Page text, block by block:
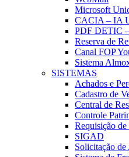
Microsoft
CACIA – IA
PDF DETIC
Reserva de
Canal FOP
Sistema
SISTEMAS
Achados e
Cadastro de
Central de
Controle
Requisição
SIGAD
Solicitação de